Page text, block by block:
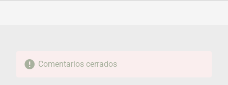
Comentarios cerrados